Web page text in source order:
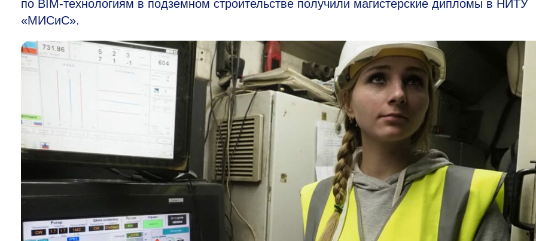
по BIM-технологиям в подземном строительстве получили магистерские дипломы в НИТУ
«МИСиС».